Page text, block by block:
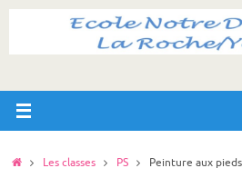
Passer
AccueilLes classes PS Peinture aux